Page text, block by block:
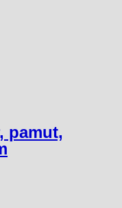
pamut,